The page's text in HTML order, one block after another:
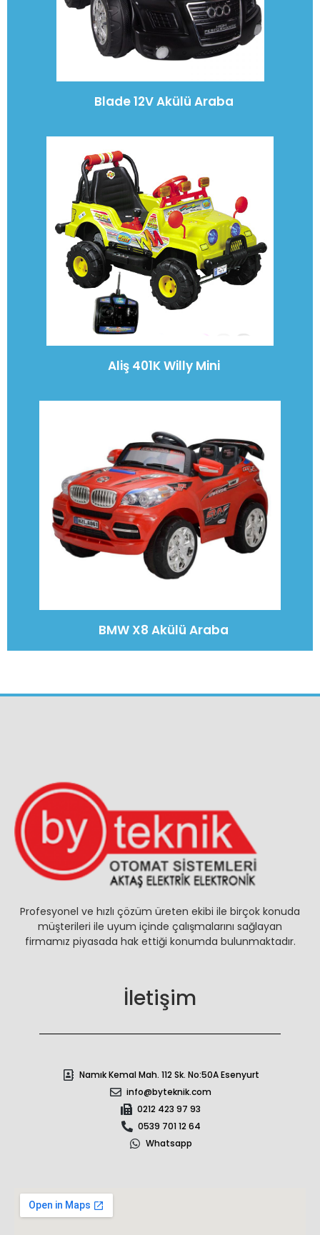
Blade 12V Akülü Araba
Aliş 401K Willy Mini
BMW X8 Akülü Araba
Profesyonel ve hızlı çözüm üreten ekibi ile birçok konuda
müşterileri ile uyum içinde çalışmalarını sağlayan
firmamız piyasada hak ettiği konumda bulunmaktadır.
İletişim
Namık Kemal Mah. 112 Sk. No:50A Esenyurt
info@byteknik.com
0212 423 97 93
0539 701 12 64
Whatsapp